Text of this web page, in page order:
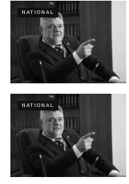
NATIONAL
NATIONAL